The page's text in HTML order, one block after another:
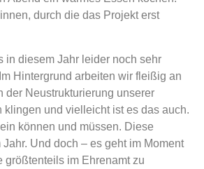
durch die das Projekt erst
in diesem Jahr leider noch sehr
Hintergrund arbeiten wir fleißig an
der Neustrukturierung unserer
und vielleicht ist es das auch.
können und müssen. Diese
Und doch – es geht im Moment
größtenteils im Ehrenamt zu